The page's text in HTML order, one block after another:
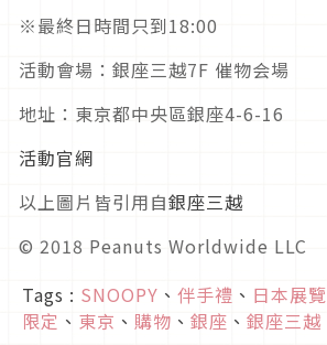
※最終日時間只到18:00
活動會場：銀座三越7F 催物会場
地址：東京都中央區銀座4-6-16
活動官網
以上圖片皆引用自銀座三越
© 2018 Peanuts Worldwide LLC
Tags : SNOOPY 、 伴手禮 、 日本展覽
限定 、 東京 、 購物 、 銀座 、 銀座三越